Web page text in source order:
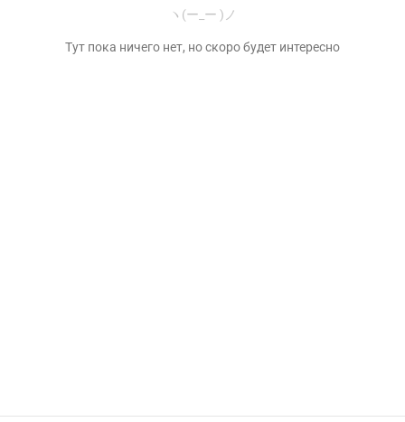
ヽ(ー_ー )ノ
Тут пока ничего нет, но скоро будет интересно